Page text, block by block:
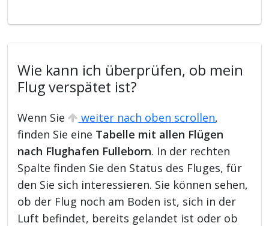
Wie kann ich überprüfen, ob mein
Flug verspätet ist?
Wenn Sie weiter nach oben scrollen,
finden Sie eine Tabelle mit allen Flügen
nach Flughafen Fulleborn. In der rechten
Spalte finden Sie den Status des Fluges, für
den Sie sich interessieren. Sie können sehen,
ob der Flug noch am Boden ist, sich in der
Luft befindet, bereits gelandet ist oder ob